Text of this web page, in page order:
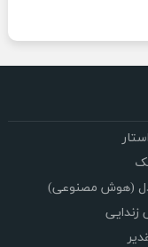
دل (هوش مصنوعی)
زندایی